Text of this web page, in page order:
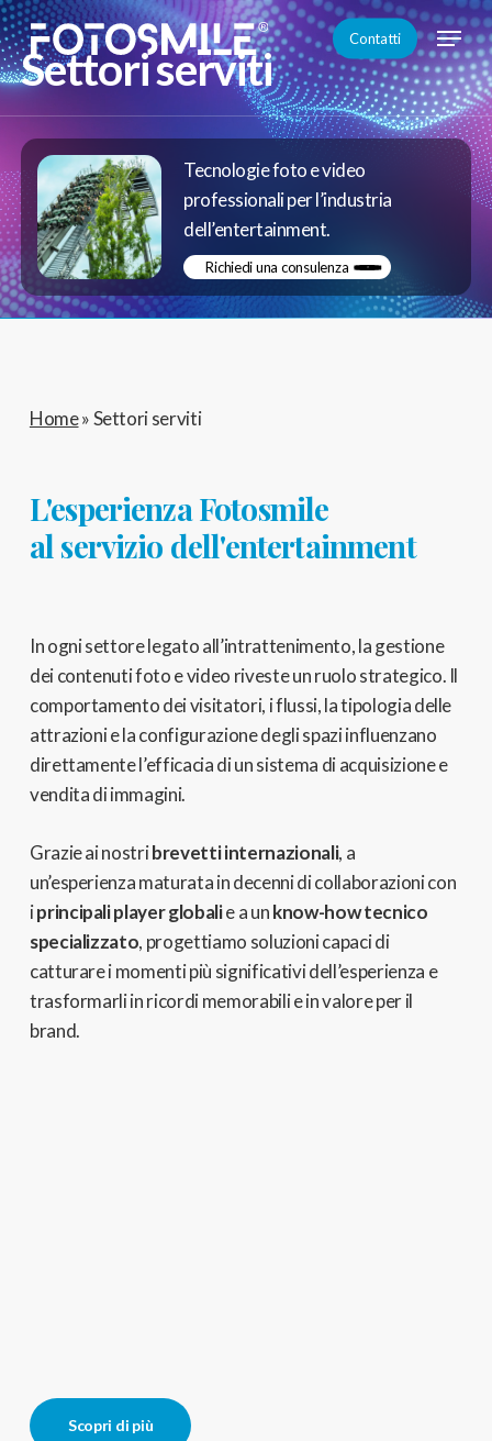
Skip
to
main
content
Contatti Menu
Settori serviti
Tecnologie foto e video
professionali per l’industria
dell’entertainment.
Richiedi una consulenza
Home»Settori serviti
L'esperienza Fotosmile
al servizio dell'entertainment
In ogni settore legato all’intrattenimento, la gestione
dei contenuti foto e video riveste un ruolo strategico. Il
comportamento dei visitatori, i flussi, la tipologia delle
attrazioni e la configurazione degli spazi influenzano
direttamente l’efficacia di un sistema di acquisizione e
vendita di immagini.
Grazie ai nostribrevetti internazionali, a
un’esperienza maturata in decenni di collaborazioni con
iprincipali player globalie a unknow-how tecnico
specializzato, progettiamo soluzioni capaci di
catturare i momenti più significativi dell’esperienza e
trasformarli in ricordi memorabili e in valore per il
brand.
Scopri di più
Close
Menu